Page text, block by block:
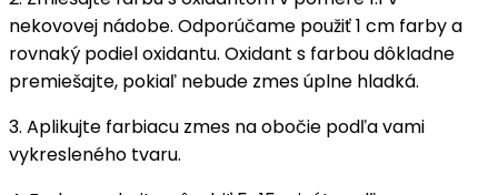
nekovovej nádobe. Odporúčame použiť 1 cm farby a
rovnaký podiel oxidantu. Oxidant s farbou dôkladne
premiešajte, pokiaľ nebude zmes úplne hladká.
3. Aplikujte farbiacu zmes na obočie podľa vami
vykresleného tvaru.